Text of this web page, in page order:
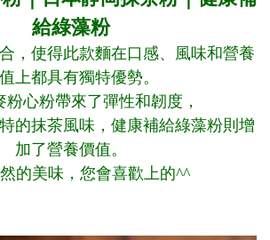
給綠藻粉
，使得此款麵在口感、風味和營養
上都具有獨特優勢。
粉心粉帶來了彈性和韌度，
的抹茶風味，健康補給綠藻粉則增
加了營養價值。
的美味，您會喜歡上的^^